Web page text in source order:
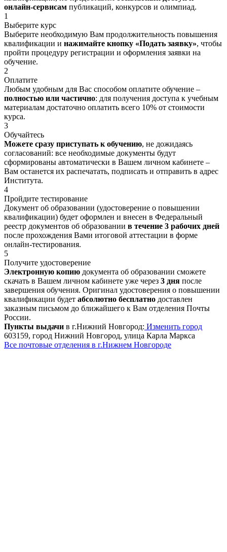
онлайн-сервисам публикаций, конкурсов и олимпиад.
1
Выберите курс
Выберите необходимую Вам продолжительность повышения
квалификации и нажимайте кнопку «Подать заявку», чтобы
пройти процедуру регистрации и оформления заявки на
обучение.
2
Оплатите
Любым удобным для Вас способом оплатите обучение –
полностью или частично: для получения доступа к учебным
материалам достаточно оплатить всего 10% от стоимости
курса.
3
Обучайтесь
Можете сразу приступать к обучению, не дожидаясь
согласований: все необходимые документы будут
сформированы автоматически в Вашем личном кабинете –
Вам останется их распечатать, подписать и отправить в адрес
Института.
4
Пройдите тестирование
Документ об образовании (удостоверение о повышении
квалификации) будет оформлен и внесен в Федеральный
реестр документов об образовании в течение 3 рабочих дней
после прохождения Вами итоговой аттестации в форме
онлайн-тестирования.
5
Получите удостоверение
Электронную копию документа об образовании сможете
скачать в Вашем личном кабинете уже через 3 дня после
завершения обучения. Оригинал удостоверения о повышении
квалификации будет абсолютно бесплатно доставлен
заказным письмом до ближайшего к Вам отделения Почты
России.
Пункты выдачи в г.Нижний Новгород: Изменить город
603159, город Нижний Новгород, улица Карла Маркса
Все почтовые отделения в г.Нижнем Новгороде